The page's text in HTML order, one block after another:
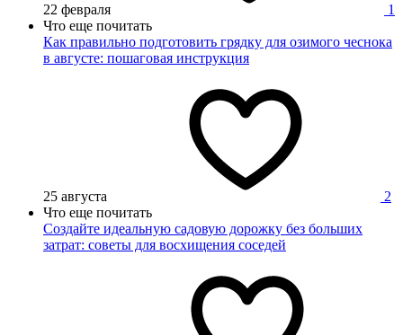
22 февраля
1
Что еще почитать
Как правильно подготовить грядку для озимого чеснока
в августе: пошаговая инструкция
25 августа
2
Что еще почитать
Создайте идеальную садовую дорожку без больших
затрат: советы для восхищения соседей